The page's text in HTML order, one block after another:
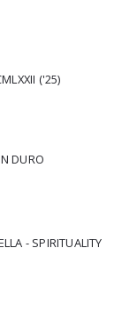
('25)
DURO
- SPIRITUALITY